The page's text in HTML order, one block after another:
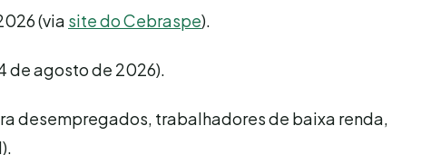
(via site do Cebraspe).
de agosto de 2026).
desempregados, trabalhadores de baixa renda,